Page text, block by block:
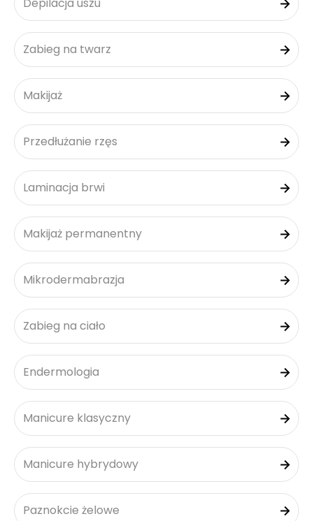
Zabieg na twarz
Makijaż
Przedłużanie rzęs
Laminacja brwi
Makijaż permanentny
Mikrodermabrazja
Zabieg na ciało
Endermologia
Manicure klasyczny
Manicure hybrydowy
Paznokcie żelowe